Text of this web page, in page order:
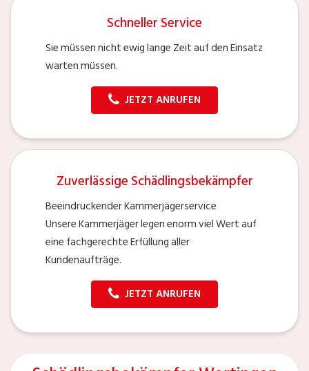
Schneller Service
Sie müssen nicht ewig lange Zeit auf den Einsatz
warten müssen.
JETZT ANRUFEN
Zuverlässige Schädlingsbekämpfer
Beeindruckender Kammerjägerservice
Unsere Kammerjäger legen enorm viel Wert auf
eine fachgerechte Erfüllung aller
Kundenaufträge.
JETZT ANRUFEN